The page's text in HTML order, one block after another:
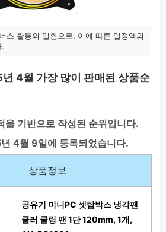
스 활동의 일환으로, 이에 따른 일정액의
.
4월 가장 많이 판매된 상품순
을 기반으로 작성된 순위입니다.
4월 9일에 등록되었습니다.
상품정보
공유기 미니PC 셋탑박스 냉각팬
쿨러 쿨링 팬 1단 120mm, 1개,